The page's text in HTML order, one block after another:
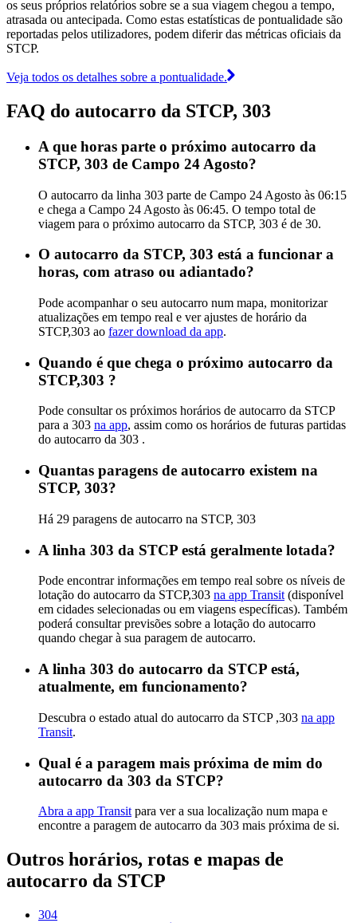
os seus próprios relatórios sobre se a sua viagem chegou a tempo,
atrasada ou antecipada. Como estas estatísticas de pontualidade são
reportadas pelos utilizadores, podem diferir das métricas oficiais da
STCP.
Veja todos os detalhes sobre a pontualidade.
FAQ do autocarro da STCP, 303
A que horas parte o próximo autocarro da
STCP, 303 de Campo 24 Agosto?
O autocarro da linha 303 parte de Campo 24 Agosto às 06:15
e chega a Campo 24 Agosto às 06:45. O tempo total de
viagem para o próximo autocarro da STCP, 303 é de 30.
O autocarro da STCP, 303 está a funcionar a
horas, com atraso ou adiantado?
Pode acompanhar o seu autocarro num mapa, monitorizar
atualizações em tempo real e ver ajustes de horário da
STCP,303 ao fazer download da app.
Quando é que chega o próximo autocarro da
STCP,303 ?
Pode consultar os próximos horários de autocarro da STCP
para a 303 na app, assim como os horários de futuras partidas
do autocarro da 303 .
Quantas paragens de autocarro existem na
STCP, 303?
Há 29 paragens de autocarro na STCP, 303
A linha 303 da STCP está geralmente lotada?
Pode encontrar informações em tempo real sobre os níveis de
lotação do autocarro da STCP,303 na app Transit (disponível
em cidades selecionadas ou em viagens específicas). Também
poderá consultar previsões sobre a lotação do autocarro
quando chegar à sua paragem de autocarro.
A linha 303 do autocarro da STCP está,
atualmente, em funcionamento?
Descubra o estado atual do autocarro da STCP ,303 na app
Transit.
Qual é a paragem mais próxima de mim do
autocarro da 303 da STCP?
Abra a app Transit para ver a sua localização num mapa e
encontre a paragem de autocarro da 303 mais próxima de si.
Outros horários, rotas e mapas de
autocarro da STCP
304